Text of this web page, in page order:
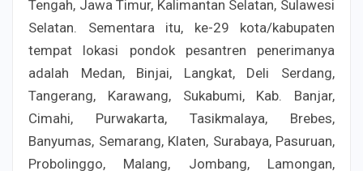
Tengah, Jawa Timur, Kalimantan Selatan, Sulawesi
Selatan. Sementara itu, ke-29 kota/kabupaten
tempat lokasi pondok pesantren penerimanya
adalah Medan, Binjai, Langkat, Deli Serdang,
Tangerang, Karawang, Sukabumi, Kab. Banjar,
Cimahi, Purwakarta, Tasikmalaya, Brebes,
Banyumas, Semarang, Klaten, Surabaya, Pasuruan,
Probolinggo, Malang, Jombang, Lamongan,